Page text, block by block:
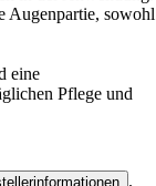
Augenpartie, sowohl
eine
Pflege und
.